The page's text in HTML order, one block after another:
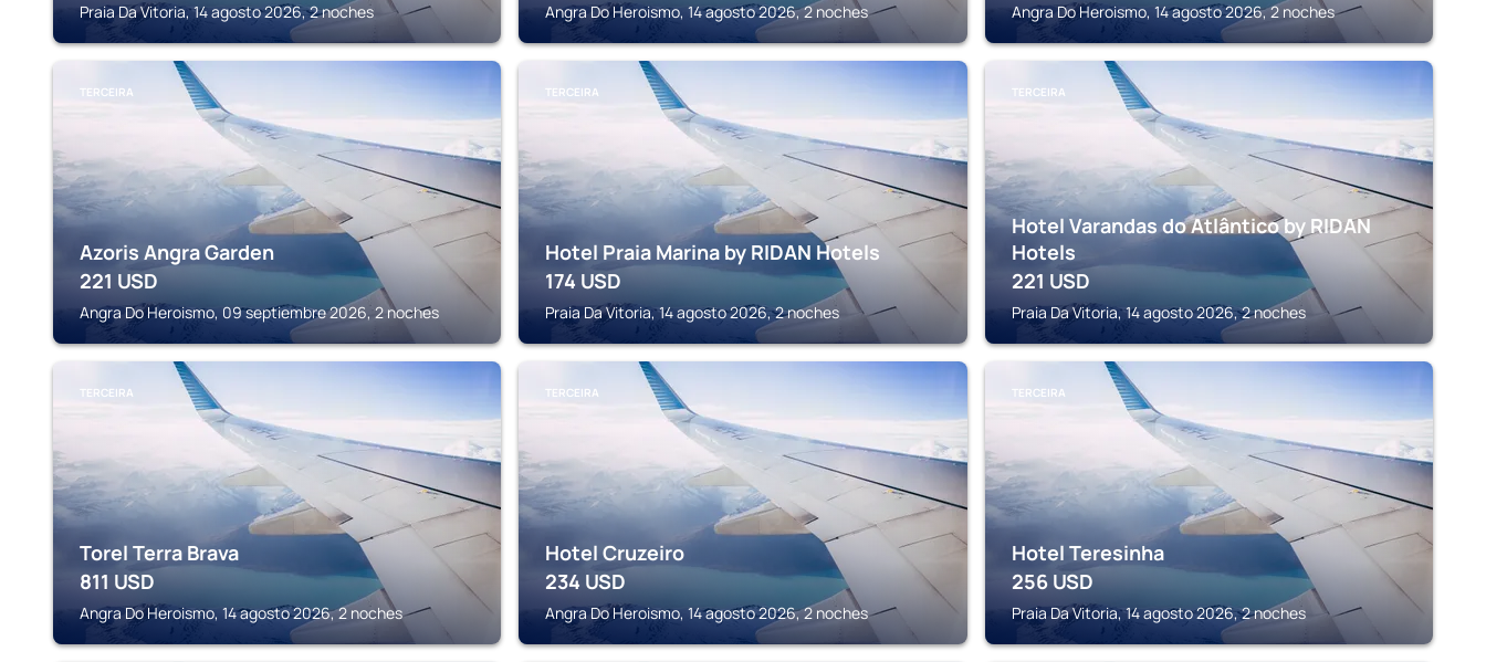
Praia Da Vitoria, 14 agosto 2026, 2 noches Angra Do Heroismo, 14 agosto 2026, 2 noches Angra Do Heroismo, 14 agosto 2026, 2 noches
TERCEIRA
Azoris Angra Garden
221 USD
Angra Do Heroismo, 09 septiembre 2026, 2 noches
TERCEIRA
Hotel Praia Marina by RIDAN Hotels
174 USD
Praia Da Vitoria, 14 agosto 2026, 2 noches
TERCEIRA
Hotel Varandas do Atlântico by RIDAN
Hotels
221 USD
Praia Da Vitoria, 14 agosto 2026, 2 noches
TERCEIRA
Torel Terra Brava
811 USD
Angra Do Heroismo, 14 agosto 2026, 2 noches
TERCEIRA
Hotel Cruzeiro
234 USD
Angra Do Heroismo, 14 agosto 2026, 2 noches
TERCEIRA
Hotel Teresinha
256 USD
Praia Da Vitoria, 14 agosto 2026, 2 noches